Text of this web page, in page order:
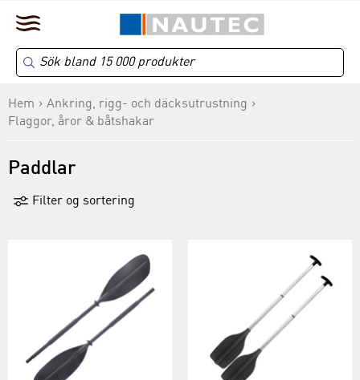
Hem
Ankring, rigg- och däcksutrustning
Flaggor, åror & båtshakar
Paddlar
Filter og sortering